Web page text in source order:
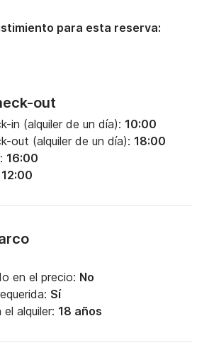
out
in (alquiler de un día): 10:00
out (alquiler de un día): 18:00
16:00
12:00
en el precio: No
Sí
alquiler: 18 años
para esta reserva: